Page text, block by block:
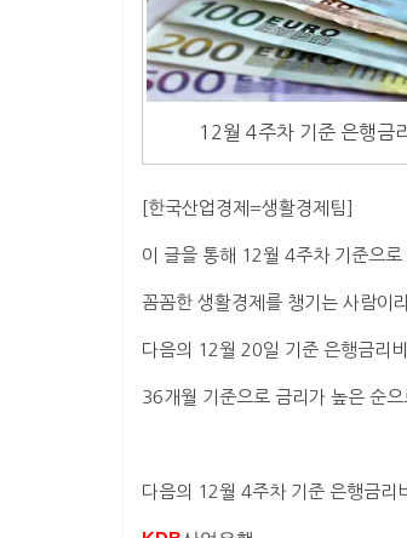
12월 4주차 기준 은행금
[한국산업경제=생활경제팀]
이 글을 통해 12월 4주차 기준으로
꼼꼼한 생활경제를 챙기는 사람이
다음의 12월 20일 기준 은행금리
36개월 기준으로 금리가 높은 순으
다음의 12월 4주차 기준 은행금리